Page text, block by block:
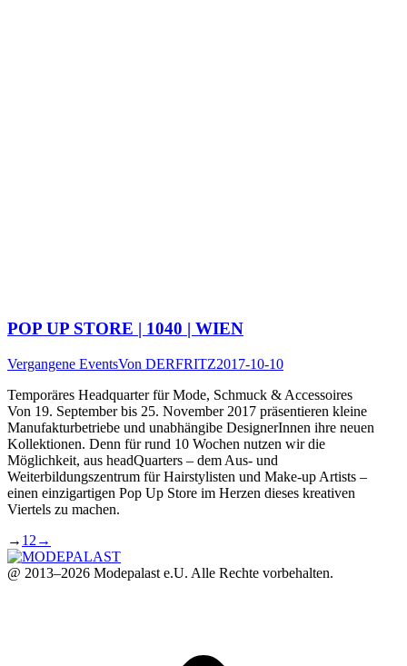
POP UP STORE | 1040 | WIEN
Vergangene EventsVon DERFRITZ2017-10-10
Temporäres Headquarter für Mode, Schmuck & Accessoires
Von 19. September bis 25. November 2017 präsentieren kleine
Manufakturbetriebe und unabhängibe DesignerInnen ihre neuen
Kollektionen. Denn für rund 10 Wochen nutzen wir die
Möglichkeit, aus headQuarters – dem Aus- und
Weiterbildungszentrum für Hairstylisten und Make-up Artists –
einen einzigartigen Pop Up Store im Herzen dieses kreativen
Viertels zu machen.
→ 1 2 →
@ 2013–2026 Modepalast e.U. Alle Rechte vorbehalten.